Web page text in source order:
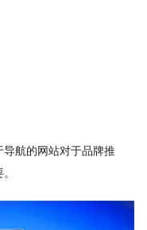
航的网站对于品牌推